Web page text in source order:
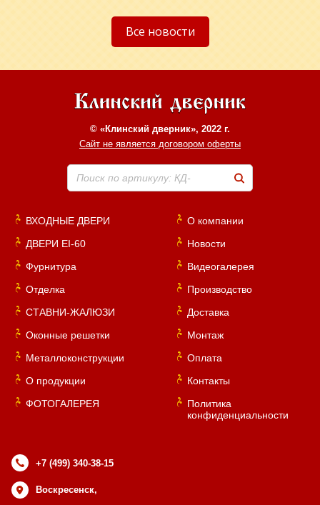
Все новости
© «Клинский дверник», 2022 г.
Сайт не является договором оферты
Поиск по артикулу: КД-
ВХОДНЫЕ ДВЕРИ
ДВЕРИ EI-60
Фурнитура
Отделка
СТАВНИ-ЖАЛЮЗИ
Оконные решетки
Металлоконструкции
О продукции
ФОТОГАЛЕРЕЯ
О компании
Новости
Видеогалерея
Производство
Доставка
Монтаж
Оплата
Контакты
Политика
конфиденциальности
+7 (499) 340-38-15
Воскресенск,